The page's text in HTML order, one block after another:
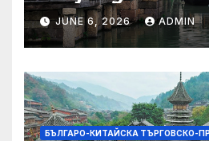
JUNE 6, 2026 ADMIN
БЪЛГАРО-КИТАЙСКА ТЪРГОВСКО-